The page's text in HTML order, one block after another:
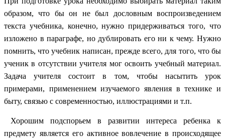
образом, что бы он не был дословным воспроизведением
текста учебника, конечно, нужно придерживаться того, что
изложено в параграфе, но дублировать его ни к чему. Нужно
помнить, что учебник написан, прежде всего, для того, что бы
ученик в отсутствии учителя мог освоить учебный материал.
Задача учителя состоит в том, чтобы насытить урок
примерами, применением изучаемого явления в технике и
быту, связью с современностью, иллюстрациями и т.п.
Хорошим подспорьем в развитии интереса ребенка к
предмету является его активное вовлечение в происходящее